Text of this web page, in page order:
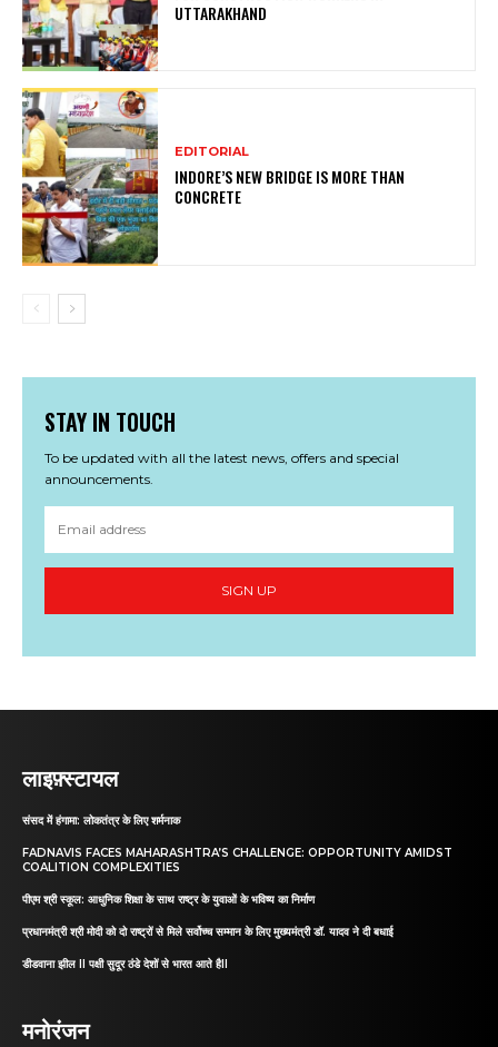
UTTARAKHAND
EDITORIAL
INDORE’S NEW BRIDGE IS MORE THAN
CONCRETE
STAY IN TOUCH
To be updated with all the latest news, offers and special
announcements.
SIGN UP
लाइफ़्स्टायल
संसद में हंगामा: लोकतंत्र के लिए शर्मनाक
FADNAVIS FACES MAHARASHTRA’S CHALLENGE: OPPORTUNITY AMIDST
COALITION COMPLEXITIES
पीएम श्री स्कूल: आधुनिक शिक्षा के साथ राष्ट्र के युवाओं के भविष्य का निर्माण
प्रधानमंत्री श्री मोदी को दो राष्ट्रों से मिले सर्वोच्च सम्मान के लिए मुख्यमंत्री डॉ. यादव ने दी बधाई
डीडवाना झील II पक्षी सुदूर ठंडे देशों से भारत आते हैII
मनोरंजन